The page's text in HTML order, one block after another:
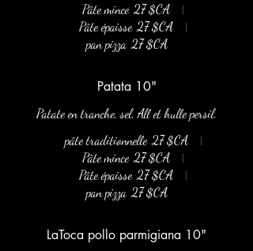
Pâte mince 27 $CA
Pâte épaisse 27 $CA
pan pizza 27 $CA
Patata 10"
Patate en tranche, sel, All et hulle persil.
pâte traditionnelle 27 $CA
Pâte mince 27 $CA
Pâte épaisse 27 $CA
pan pizza 27 $CA
LaToca pollo parmigiana 10"